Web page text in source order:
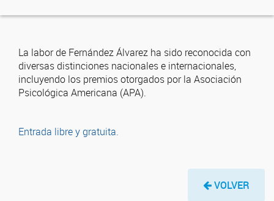
La labor de Fernández Álvarez ha sido reconocida con
diversas distinciones nacionales e internacionales,
incluyendo los premios otorgados por la Asociación
Psicológica Americana (APA).
Entrada libre y gratuita.
VOLVER